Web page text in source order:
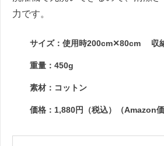
力です。
サイズ：使用時200cm✕80cm 収
重量：450g
素材：コットン
価格：1,880円（税込）（Amazon価